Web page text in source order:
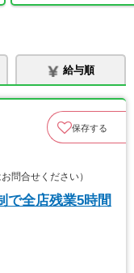
給与順
保存する
問合せください）
で全店残業5時間